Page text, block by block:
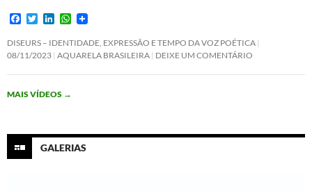
F
c
e
b
o
k
T
i
t
t
e
n
k
e
d
n
W
a
t
s
A
DISEURS – IDENTIDADE, EXPRESSÃO E TEMPO DA VOZ POÉTICA
08/11/2023 AQUARELA BRASILEIRA DEIXE UM COMENTÁRIO
MAIS VÍDEOS →
GALERIAS